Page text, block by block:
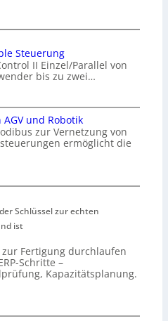
Steuerung
II Einzel/Parallel von
bis zu zwei…
und Robotik
zur Vernetzung von
ermöglicht die
Schlüssel zur echten
ist
Fertigung durchlaufen
Schritte –
Kapazitätsplanung.